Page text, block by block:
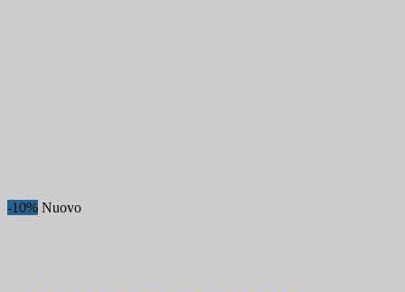
-10% Nuovo